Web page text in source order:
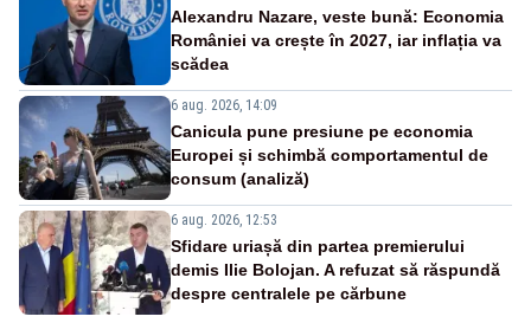
Alexandru Nazare, veste bună: Economia
României va crește în 2027, iar inflația va
scădea
6 aug. 2026, 14:09
Canicula pune presiune pe economia
Europei și schimbă comportamentul de
consum (analiză)
6 aug. 2026, 12:53
Sfidare uriașă din partea premierului
demis Ilie Bolojan. A refuzat să răspundă
despre centralele pe cărbune